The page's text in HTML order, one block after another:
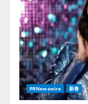
PRNewswire 新着